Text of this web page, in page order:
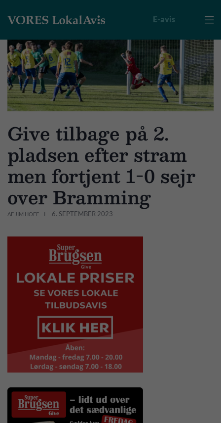

E-avis
Give tilbage på 2.
pladsen efter stram
men fortjent 1-0 sejr
over Bramming
AF JIM HOFF 6. SEPTEMBER 2023